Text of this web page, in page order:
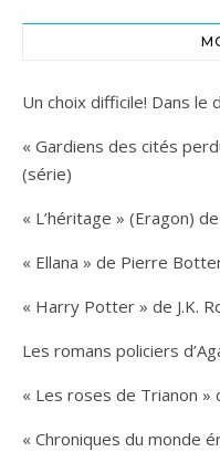
Un choix difficile! Dans le
« Gardiens des cités
(série)
« L’héritage » (Eragon)
« Ellana » de Pierre
« Harry Potter » de J.K.
Les romans policiers
« Les roses de Trianon »
« Chroniques du monde